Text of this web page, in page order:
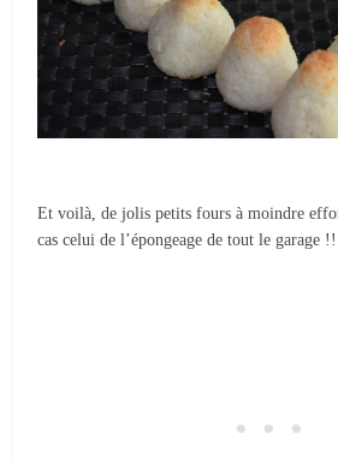
Et voilà, de jolis petits fours à moindre
cas celui de l’épongeage de tout le garage